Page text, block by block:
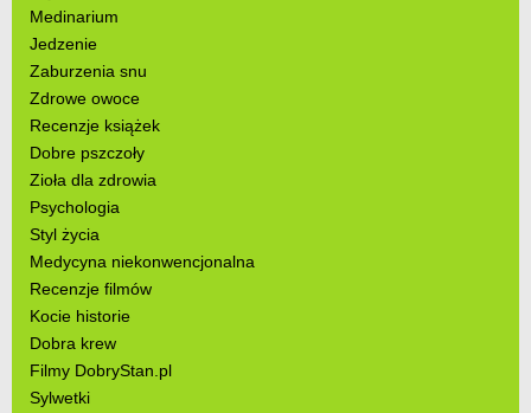
Medinarium
Jedzenie
Zaburzenia snu
Zdrowe owoce
Recenzje książek
Dobre pszczoły
Zioła dla zdrowia
Psychologia
Styl życia
Medycyna niekonwencjonalna
Recenzje filmów
Kocie historie
Dobra krew
Filmy DobryStan.pl
Sylwetki